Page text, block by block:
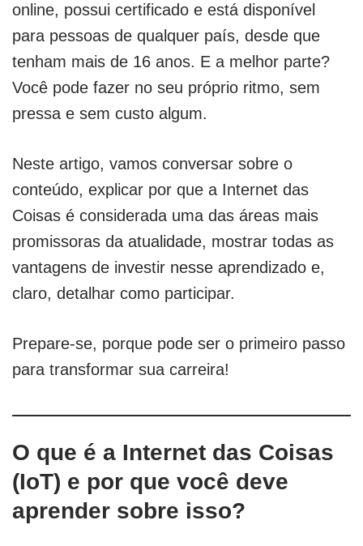
online, possui certificado e está disponível
para pessoas de qualquer país, desde que
tenham mais de 16 anos. E a melhor parte?
Você pode fazer no seu próprio ritmo, sem
pressa e sem custo algum.
Neste artigo, vamos conversar sobre o
conteúdo, explicar por que a Internet das
Coisas é considerada uma das áreas mais
promissoras da atualidade, mostrar todas as
vantagens de investir nesse aprendizado e,
claro, detalhar como participar.
Prepare-se, porque pode ser o primeiro passo
para transformar sua carreira!
O que é a Internet das Coisas
(IoT) e por que você deve
aprender sobre isso?